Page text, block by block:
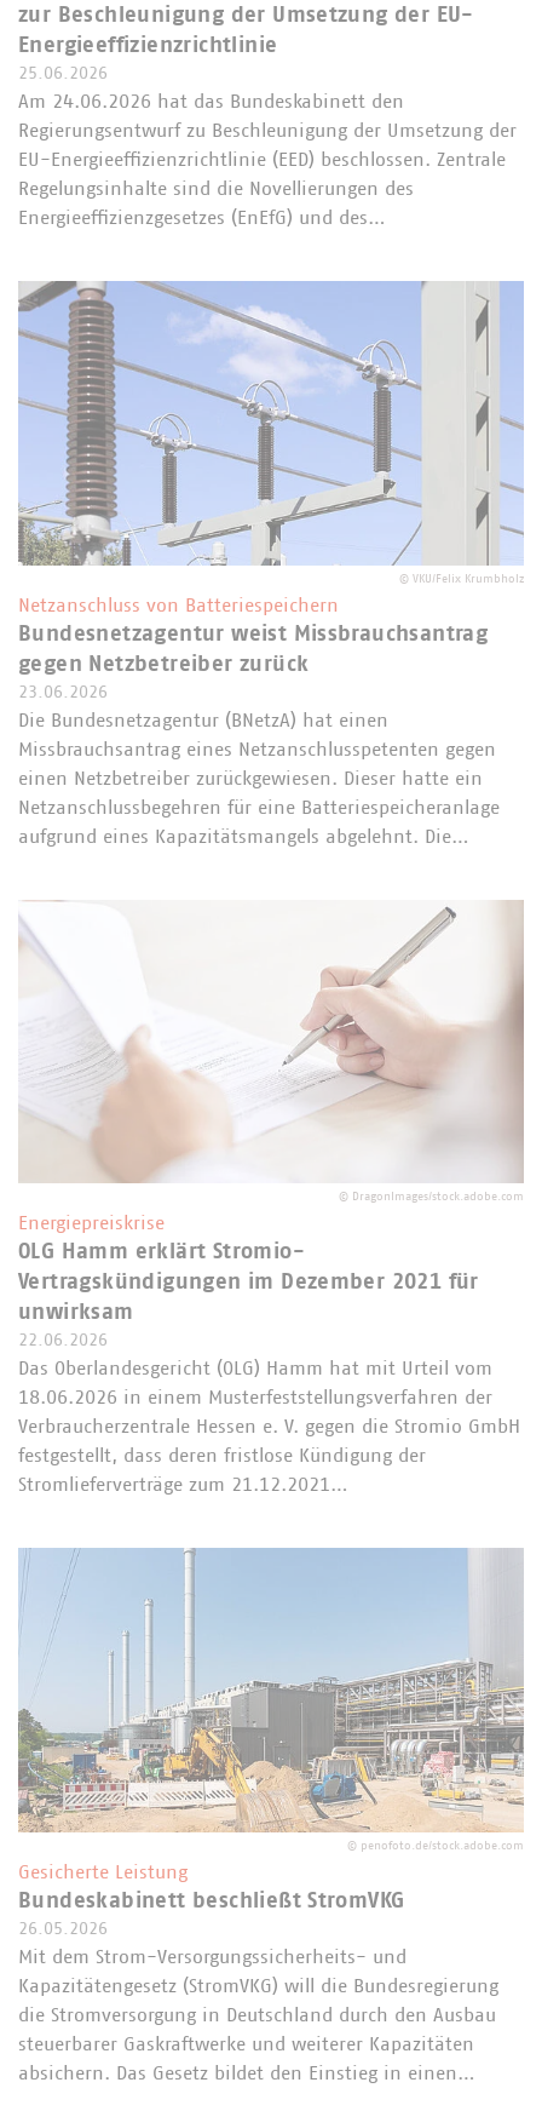
zur Beschleunigung der Umsetzung der EU-
Energieeffizienzrichtlinie
25.06.2026
Am 24.06.2026 hat das Bundeskabinett den
Regierungsentwurf zu Beschleunigung der Umsetzung der
EU-Energieeffizienzrichtlinie (EED) beschlossen. Zentrale
Regelungsinhalte sind die Novellierungen des
Energieeffizienzgesetzes (EnEfG) und des…
© VKU/Felix Krumbholz
Netzanschluss von Batteriespeichern
Bundesnetzagentur weist Missbrauchsantrag
gegen Netzbetreiber zurück
23.06.2026
Die Bundesnetzagentur (BNetzA) hat einen
Missbrauchsantrag eines Netzanschlusspetenten gegen
einen Netzbetreiber zurückgewiesen. Dieser hatte ein
Netzanschlussbegehren für eine Batteriespeicheranlage
aufgrund eines Kapazitätsmangels abgelehnt. Die…
© DragonImages/stock.adobe.com
Energiepreiskrise
OLG Hamm erklärt Stromio-
Vertragskündigungen im Dezember 2021 für
unwirksam
22.06.2026
Das Oberlandesgericht (OLG) Hamm hat mit Urteil vom
18.06.2026 in einem Musterfeststellungsverfahren der
Verbraucherzentrale Hessen e. V. gegen die Stromio GmbH
festgestellt, dass deren fristlose Kündigung der
Stromlieferverträge zum 21.12.2021…
© penofoto.de/stock.adobe.com
Gesicherte Leistung
Bundeskabinett beschließt StromVKG
26.05.2026
Mit dem Strom-Versorgungssicherheits- und
Kapazitätengesetz (StromVKG) will die Bundesregierung
die Stromversorgung in Deutschland durch den Ausbau
steuerbarer Gaskraftwerke und weiterer Kapazitäten
absichern. Das Gesetz bildet den Einstieg in einen…